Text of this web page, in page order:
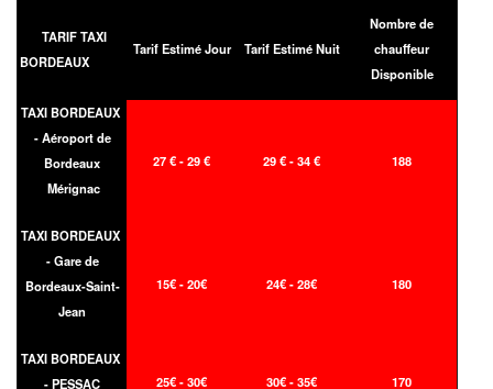
TARIF TAXI
BORDEAUX
Tarif Estimé Jour Tarif Estimé Nuit
Nombre de
chauffeur
Disponible
TAXI BORDEAUX
- Aéroport de
Bordeaux
Mérignac
27 € - 29 € 29 € - 34 € 188
TAXI BORDEAUX
- Gare de
Bordeaux-Saint-
Jean
15€ - 20€ 24€ - 28€ 180
TAXI BORDEAUX
- PESSAC
25€ - 30€ 30€ - 35€ 170